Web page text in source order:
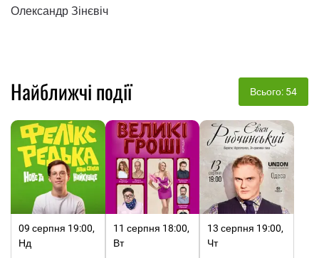
Олександр Зінєвіч
Найближчі події Всього: 54
09 серпня 19:00,
Нд
11 серпня 18:00,
Вт
13 серпня 19:00,
Чт